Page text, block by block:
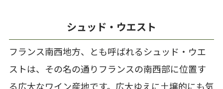
シュッド・ウエスト
フランス南西地方、とも呼ばれるシュッド・ウエ
ストは、その名の通りフランスの南西部に位置す